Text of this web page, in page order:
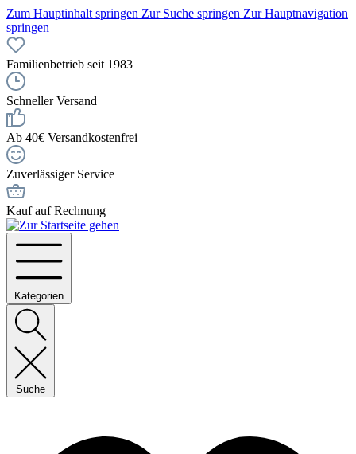
Zum Hauptinhalt springen Zur Suche springen Zur Hauptnavigation
springen
Familienbetrieb seit 1983
Schneller Versand
Ab 40€ Versandkostenfrei
Zuverlässiger Service
Kauf auf Rechnung
Kategorien
Suche